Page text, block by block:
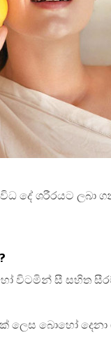
දේ ශරීරයට ලබා
විටමින් සී සහිත
ලෙස බොහෝ